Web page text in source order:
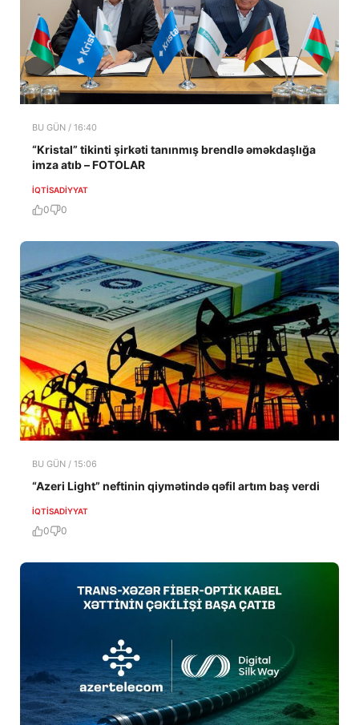
BU GÜN / 16:40
“Kristal” tikinti şirkəti tanınmış brendlə əməkdaşlığa
imza atıb – FOTOLAR
İQTISADIYYAT
0 0
BU GÜN / 15:06
“Azeri Light” neftinin qiymətində qəfil artım baş verdi
İQTISADIYYAT
0 0